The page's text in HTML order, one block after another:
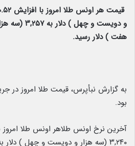
و دویست و
هفت ) دلار رسید.
به گزارش نبأپرس، قیمت طلا امروز در
بود.